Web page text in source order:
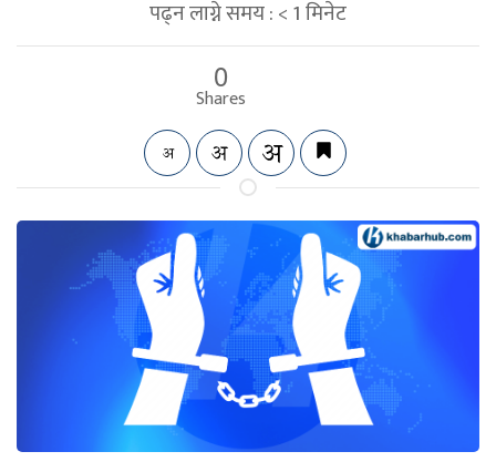
पढ्न लाग्ने समय :< 1मिनेट
0
Shares